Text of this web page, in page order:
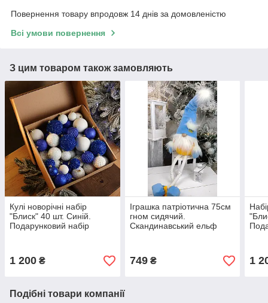
Повернення товару впродовж 14 днів за домовленістю
Всі умови повернення
З цим товаром також замовляють
Кулі новорічні набір
"Блиск" 40 шт. Синій.
Подарунковий набір
1 200 ₴
Іграшка патріотична 75см
гном сидячий.
Скандинавський ельф
749₴ 1
Подібні товари компанії